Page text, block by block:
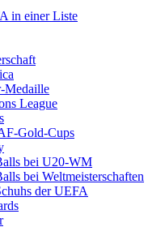
in einer Liste
Medaille
League
Gold-Cups
bei U20-WM
bei Weltmeisterschaften
der UEFA